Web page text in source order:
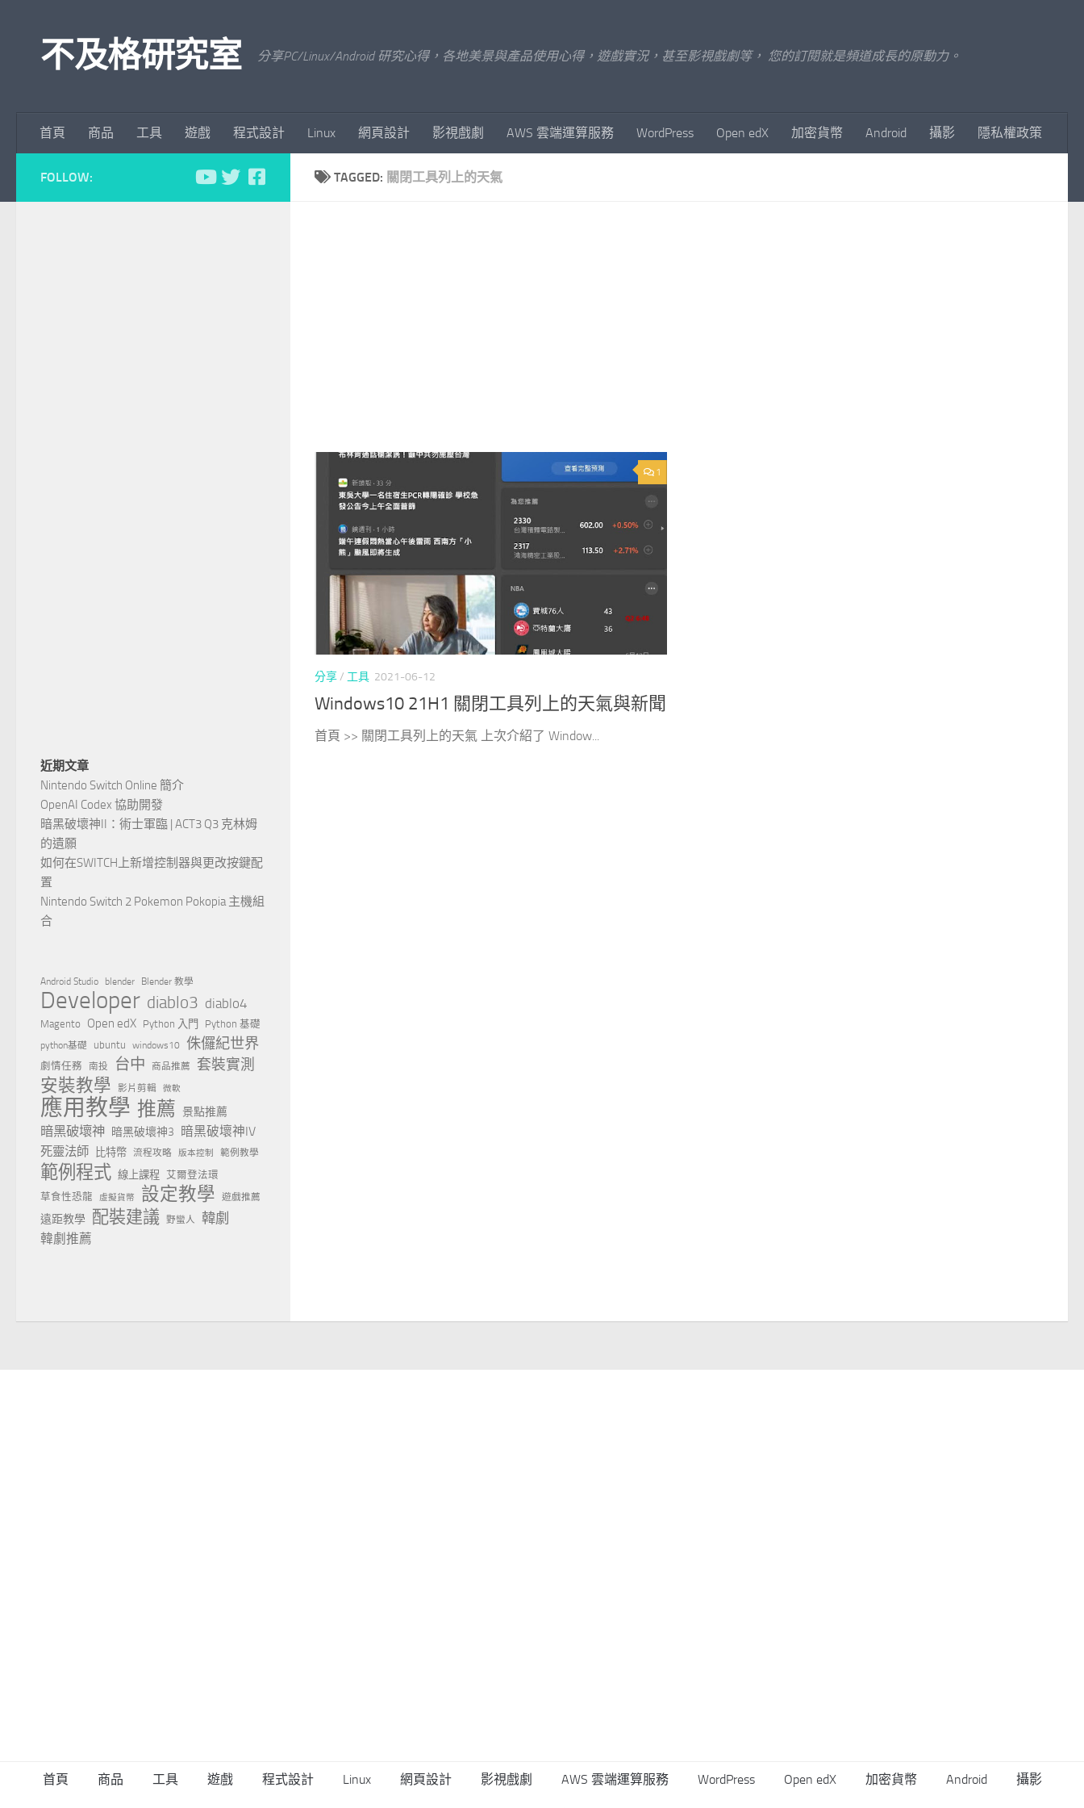
不及格研究室 分享PC/Linux/Android 研究心得，各地美景與產品使用心得，遊戲實況，甚至影視戲劇等， 您的訂閱就是頻道成長的原動力。
首頁 商品 工具 遊戲 程式設計 Linux 網頁設計 影視戲劇 AWS 雲端運算服務 WordPress Open edX 加密貨幣 Android 攝影 隱私權政策
TAGGED: 關閉工具列上的天氣
1
分享/ 工具 2021-06-12
Windows10 21H1 關閉工具列上的天氣與新聞
首頁 >> 關閉工具列上的天氣 上次介紹了 Window...
FOLLOW:
近期文章
Nintendo Switch Online 簡介
OpenAI Codex 協助開發
暗黑破壞神II：術士軍臨 | ACT3 Q3 克林姆
的遺願
如何在SWITCH上新增控制器與更改按鍵配
置
Nintendo Switch 2 Pokemon Pokopia 主機組
合
Android Studio blender Blender 教學
Developer diablo3 diablo4
Magento Open edX Python 入門 Python 基礎
python基礎 ubuntu windows10 侏儸紀世界
劇情任務 南投 台中 商品推薦 套裝實測
安裝教學 影片剪輯 微軟
應用教學 推薦 景點推薦
暗黑破壞神 暗黑破壞神3 暗黑破壞神IV
死靈法師 比特幣 流程攻略 版本控制 範例教學
範例程式 線上課程
艾爾登法環
草食性恐龍
虛擬貨幣 設定教學 遊戲推薦
遠距教學 配裝建議 野蠻人 韓劇
韓劇推薦
首頁 商品 工具 遊戲 程式設計 Linux 網頁設計 影視戲劇 AWS 雲端運算服務 WordPress Open edX 加密貨幣 Android 攝影